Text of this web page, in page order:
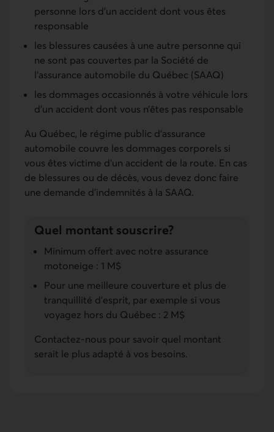
personne lors d’un accident dont vous êtes
responsable
les blessures causées à une autre personne qui
ne sont pas couvertes par la Société de
l’assurance automobile du Québec (SAAQ)
les dommages occasionnés à votre véhicule lors
d’un accident dont vous n’êtes pas responsable
Au Québec, le régime public d'assurance
automobile couvre les dommages corporels si
vous êtes victime d'un accident de la route. En cas
de blessures ou de décès, vous devez donc faire
une demande d'indemnités à la SAAQ.
Quel montant souscrire?
Minimum offert avec notre assurance
motoneige : 1 M$
Pour une meilleure couverture et plus de
tranquillité d'esprit, par exemple si vous
voyagez hors du Québec : 2 M$
Contactez-nous pour savoir quel montant
serait le plus adapté à vos besoins.